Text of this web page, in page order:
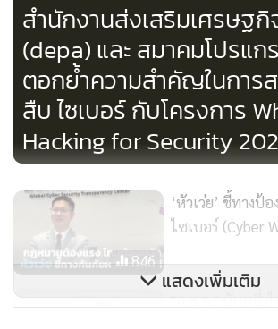
ระบบดิจิทัลและให้คำปรึกษาด้านเทคโนโลยี
Excellence and Delivery) บริการให้คำปรึ
การจัดการ (Management Consulting) และ
มั่นคงปลอดภัยไซเบอร์ (Cybersecurity)
รวมถึงยังมีปัจจัยบวกอื่น เช่น สิทธิประโยชน์ด้
ผ่านมา และสิทธิประโยชน์ด้านภาษีของบริษัท
จำกัด (VDD) ที่คาดว่าจะเพิ่มเติมเข้ามาในไต
การเปิดดำเนินงานเต็มรูปแบบของสองบริษัท
ประกอบด้วย บริษัท ซอส สกิลส์ จำกัด (Sauce
Corporate Training ที่ได้รับการตอบรับอย่า
สำนักงานส่งเสริมเศรษฐ
(depa) และ สมาคมโปรแก
ตอกย้ำความสำคัญในการ
สืบ ไซเบอร์ กับโครงการ
Hacking for Security
846
‘หัวเว่ย’ ชี้ทางป้
ไซเบอร์ (Cyber
"ก.ล.ต." นับหนึ่งไ
แสดงเพิ่มเติม